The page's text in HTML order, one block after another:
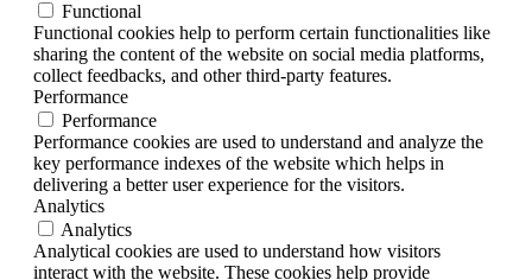
Functional
Functional cookies help to perform certain functionalities like
sharing the content of the website on social media platforms,
collect feedbacks, and other third-party features.
Performance
Performance
Performance cookies are used to understand and analyze the
key performance indexes of the website which helps in
delivering a better user experience for the visitors.
Analytics
Analytics
Analytical cookies are used to understand how visitors
interact with the website. These cookies help provide